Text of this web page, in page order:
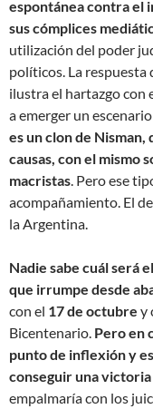
espontánea contra el
sus cómplices
utilización del poder
políticos. La
ilustra el hartazgo con
a emerger un
es un clon de
causas, con el mismo
macristas. Pero ese
acompañamiento. El
la Argentina.
Nadie sabe cuál será
que irrumpe desde
con el 17 de octubre y
Bicentenario. Pero en
punto de inflexión y
conseguir una victoria
empalmaría con los